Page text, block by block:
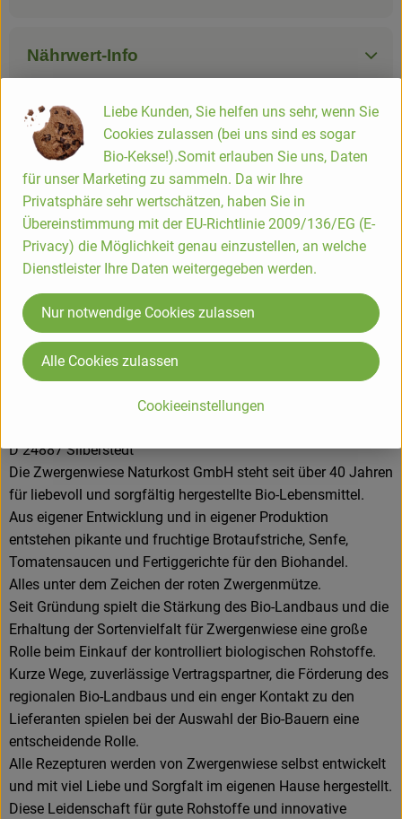
Nährwert-Info
Produktdatenblatt
Herkunft
Hersteller: Zwergenwiese
DV
ZWERGENWIESE Naturkost GmbH
D 24887 Silberstedt
Die Zwergenwiese Naturkost GmbH steht seit über 40 Jahren
für liebevoll und sorgfältig hergestellte Bio-Lebensmittel.
Aus eigener Entwicklung und in eigener Produktion
entstehen pikante und fruchtige Brotaufstriche, Senfe,
Tomatensaucen und Fertiggerichte für den Biohandel.
Alles unter dem Zeichen der roten Zwergenmütze.
Seit Gründung spielt die Stärkung des Bio-Landbaus und die
Erhaltung der Sortenvielfalt für Zwergenwiese eine große
Rolle beim Einkauf der kontrolliert biologischen Rohstoffe.
Kurze Wege, zuverlässige Vertragspartner, die Förderung des
regionalen Bio-Landbaus und ein enger Kontakt zu den
Lieferanten spielen bei der Auswahl der Bio-Bauern eine
entscheidende Rolle.
Alle Rezepturen werden von Zwergenwiese selbst entwickelt
und mit viel Liebe und Sorgfalt im eigenen Hause hergestellt.
Diese Leidenschaft für gute Rohstoffe und innovative
Liebe Kunden, Sie helfen uns sehr, wenn Sie
Cookies zulassen (bei uns sind es sogar
Bio-Kekse!).Somit erlauben Sie uns, Daten
für unser Marketing zu sammeln. Da wir Ihre
Privatsphäre sehr wertschätzen, haben Sie in
Übereinstimmung mit der EU-Richtlinie 2009/136/EG (E-
Privacy) die Möglichkeit genau einzustellen, an welche
Dienstleister Ihre Daten weitergegeben werden.
Cookieeinstellungen
Nur notwendige Cookies zulassen
Alle Cookies zulassen